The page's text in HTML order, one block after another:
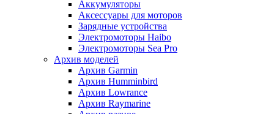
Аккумуляторы
Аксессуары для моторов
Зарядные устройства
Электромоторы Haibo
Электромоторы Sea Pro
Архив моделей
Архив Garmin
Архив Humminbird
Архив Lowrance
Архив Raymarine